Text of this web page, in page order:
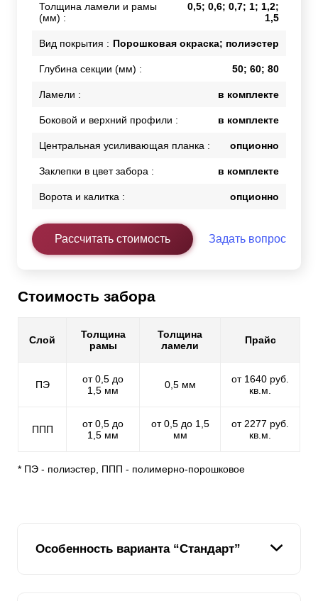
Толщина ламели и рамы
(мм) :
0,5; 0,6; 0,7; 1; 1,2;
1,5
Вид покрытия : Порошковая окраска; полиэстер
Глубина секции (мм) : 50; 60; 80
Ламели : в комплекте
Боковой и верхний профили : в комплекте
Центральная усиливающая планка : опционно
Заклепки в цвет забора : в комплекте
Ворота и калитка : опционно
Рассчитать стоимость Задать вопрос
Стоимость забора
Слой
Толщина
рамы
Толщина
ламели
Прайс
ПЭ
от 0,5 до
1,5 мм
0,5 мм
от 1640 руб.
кв.м.
ППП
от 0,5 до
1,5 мм
от 0,5 до 1,5
мм
от 2277 руб.
кв.м.
* ПЭ - полиэстер, ППП - полимерно-порошковое
Особенность варианта “Стандарт”